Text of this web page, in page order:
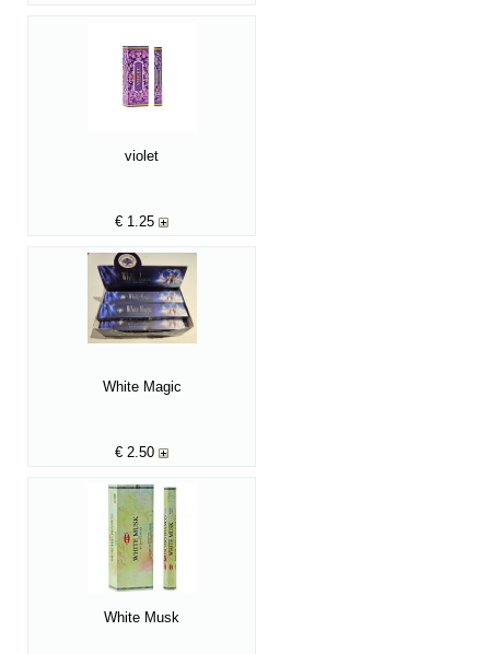
violet
€ 1.25
White Magic
€ 2.50
White Musk